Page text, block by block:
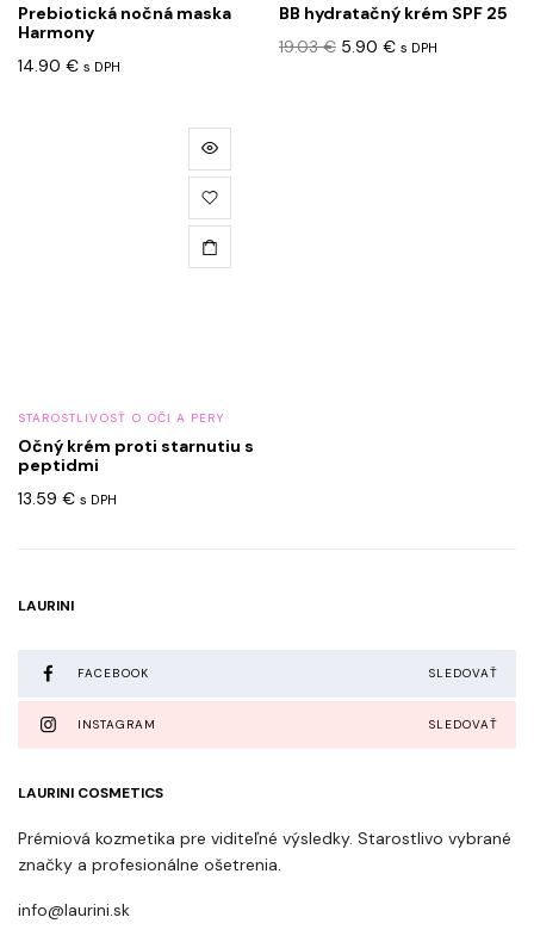
Prebiotická nočná maska
Harmony
14.90 € s DPH
produktu.
BB hydratačný krém SPF 25
19.03€ Pôvodná
5.90 €Aktuálna
s DPH
STAROSTLIVOSŤ O OČI A PERY
Očný krém proti starnutiu s
peptidmi
13.59 € s DPH
LAURINI
FACEBOOK SLEDOVAŤ
INSTAGRAM SLEDOVAŤ
LAURINI COSMETICS
Prémiová kozmetika pre viditeľné výsledky. Starostlivo vybrané
značky a profesionálne ošetrenia.
info@laurini.sk